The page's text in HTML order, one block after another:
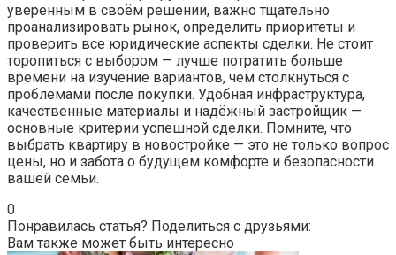
уверенным в своём решении, важно тщательно
проанализировать рынок, определить приоритеты и
проверить все юридические аспекты сделки. Не стоит
торопиться с выбором — лучше потратить больше
времени на изучение вариантов, чем столкнуться с
проблемами после покупки. Удобная инфраструктура,
качественные материалы и надёжный застройщик —
основные критерии успешной сделки. Помните, что
выбрать квартиру в новостройке — это не только вопрос
цены, но и забота о будущем комфорте и безопасности
вашей семьи.
0
Понравилась статья? Поделиться с друзьями:
Вам также может быть интересно